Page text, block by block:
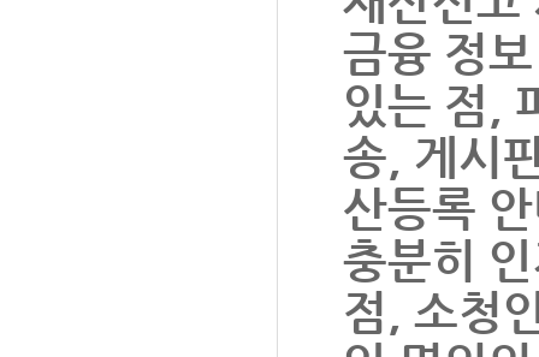
금융 정
있는 점,
송, 게시
산등록
충분히
점, 소청